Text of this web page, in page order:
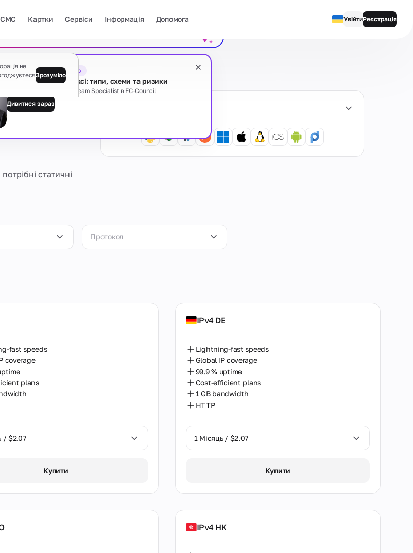
СМС Картки Сервіси Інформація Допомога
Português
繁體中文
УвійтиРеєстрація
статичні
Протокол
fast speeds
coverage
plans
/ $2.07
Купити
IPv4 DE
Lightning-fast speeds
Global IP coverage
99.9 % uptime
Cost-efficient plans
1 GB bandwidth
HTTP
1 Місяць / $2.07
Купити
IPv4 HK
Очистити чат
не
Зрозуміло
Безкоштовний вебінар
Тіньова сторона проксі: типи, схеми та ризики
Davit Hayrapetyan, Red Team Specialist в EC-Council
Дивитися зараз